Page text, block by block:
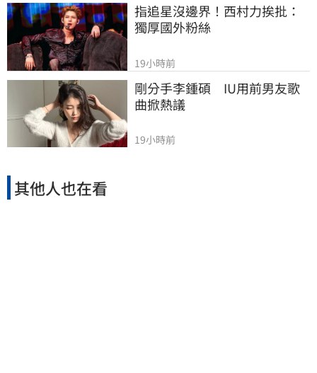
指追星沒邊界！西村力挨批：
獨厚國外粉絲
19小時前
剛分手李鍾碩　IU用前男友歌
曲掀熱議
19小時前
其他人也在看